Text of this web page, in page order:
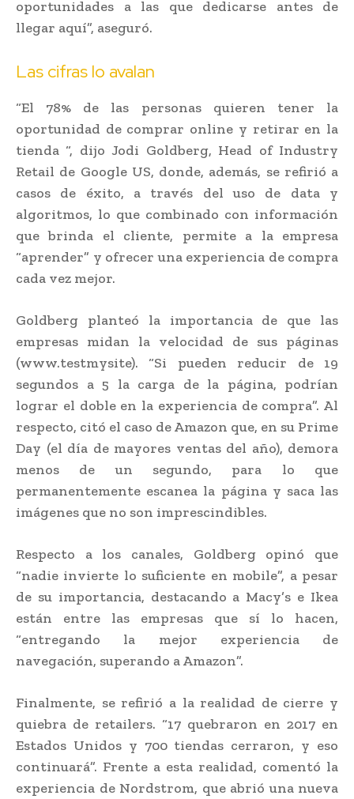
oportunidades a las que dedicarse antes de
llegar aquí”, aseguró.
Las cifras lo avalan
“El 78% de las personas quieren tener la
oportunidad de comprar online y retirar en la
tienda “, dijo Jodi Goldberg, Head of Industry
Retail de Google US, donde, además, se refirió a
casos de éxito, a través del uso de data y
algoritmos, lo que combinado con información
que brinda el cliente, permite a la empresa
“aprender” y ofrecer una experiencia de compra
cada vez mejor.
Goldberg planteó la importancia de que las
empresas midan la velocidad de sus páginas
(www.testmysite). “Si pueden reducir de 19
segundos a 5 la carga de la página, podrían
lograr el doble en la experiencia de compra”. Al
respecto, citó el caso de Amazon que, en su Prime
Day (el día de mayores ventas del año), demora
menos de un segundo, para lo que
permanentemente escanea la página y saca las
imágenes que no son imprescindibles.
Respecto a los canales, Goldberg opinó que
“nadie invierte lo suficiente en mobile”, a pesar
de su importancia, destacando a Macy’s e Ikea
están entre las empresas que sí lo hacen,
“entregando la mejor experiencia de
navegación, superando a Amazon”.
Finalmente, se refirió a la realidad de cierre y
quiebra de retailers. “17 quebraron en 2017 en
Estados Unidos y 700 tiendas cerraron, y eso
continuará”. Frente a esta realidad, comentó la
experiencia de Nordstrom, que abrió una nueva